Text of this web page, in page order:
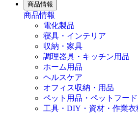
商品情報
商品情報
電化製品
寝具・インテリア
収納・家具
調理器具・キッチン用品
ホーム用品
ヘルスケア
オフィス収納・用品
ペット用品・ペットフード
工具・DIY・資材・作業衣